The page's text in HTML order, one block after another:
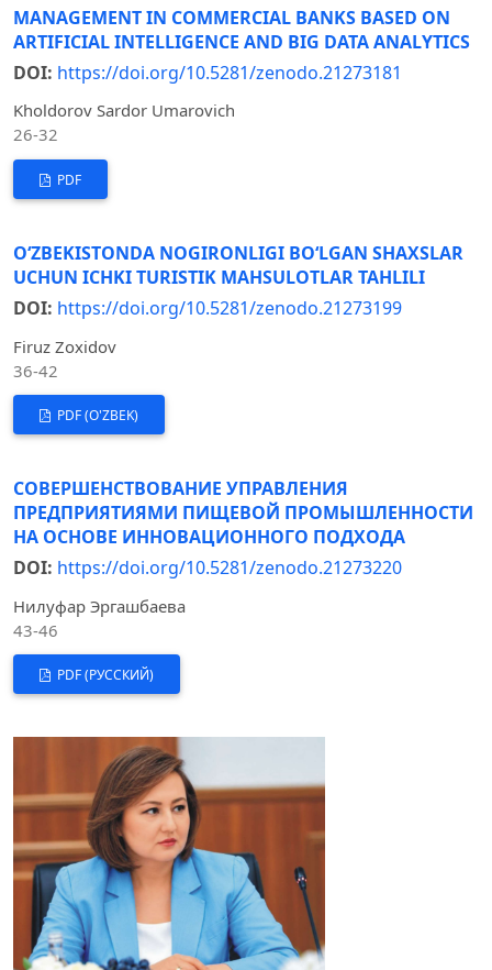
MANAGEMENT IN COMMERCIAL BANKS BASED ON
ARTIFICIAL INTELLIGENCE AND BIG DATA ANALYTICS
DOI: https://doi.org/10.5281/zenodo.21273181
Kholdorov Sardor Umarovich
26-32
PDF
O‘ZBEKISTONDA NOGIRONLIGI BO‘LGAN SHAXSLAR
UCHUN ICHKI TURISTIK MAHSULOTLAR TAHLILI
DOI: https://doi.org/10.5281/zenodo.21273199
Firuz Zoxidov
36-42
PDF (O'ZBEK)
СОВЕРШЕНСТВОВАНИЕ УПРАВЛЕНИЯ
ПРЕДПРИЯТИЯМИ ПИЩЕВОЙ ПРОМЫШЛЕННОСТИ
НА ОСНОВЕ ИННОВАЦИОННОГО ПОДХОДА
DOI: https://doi.org/10.5281/zenodo.21273220
Нилуфар Эргашбаева
43-46
PDF (РУССКИЙ)